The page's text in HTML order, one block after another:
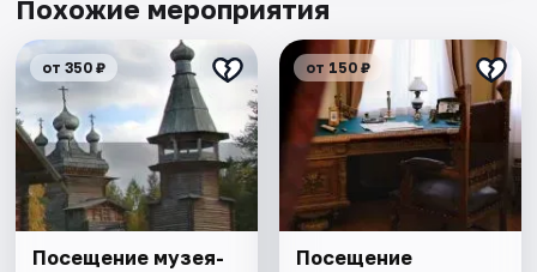
Похожие мероприятия
от 350 ₽
Посещение музея-
от 150 ₽
Посещение